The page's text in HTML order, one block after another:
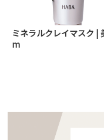
ミネラルクレイマスク |
m